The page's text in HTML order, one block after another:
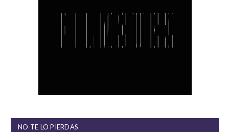
NO TE LO PIERDAS